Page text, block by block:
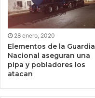
28 enero, 2020
Elementos de la Guardia
Nacional aseguran una
pipa y pobladores los
atacan